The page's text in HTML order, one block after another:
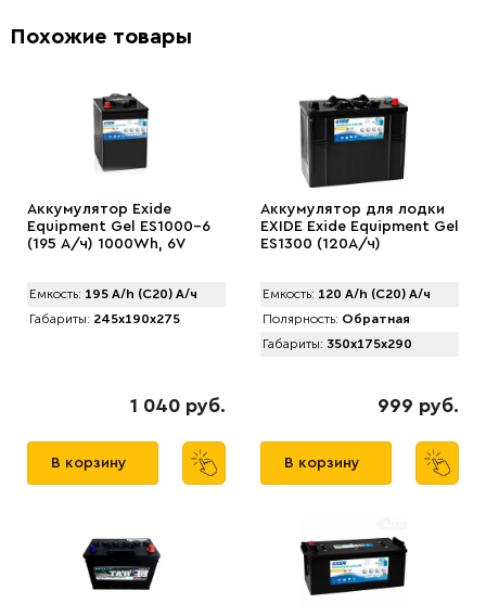
Похожие товары
Аккумулятор Exide
Equipment Gel ES1000-6
(195 А/ч) 1000Wh, 6V
Емкость: 195 A/h (C20) А/ч
Габариты: 245x190x275
1 040 руб.
В корзину
Аккумулятор для лодки
EXIDE Exide Equipment Gel
ES1300 (120А/ч)
Емкость: 120 A/h (C20) А/ч
Полярность: Обратная
Габариты: 350x175x290
999 руб.
В корзину